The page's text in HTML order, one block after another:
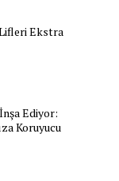
Ekstra
Ediyor:
Koruyucu